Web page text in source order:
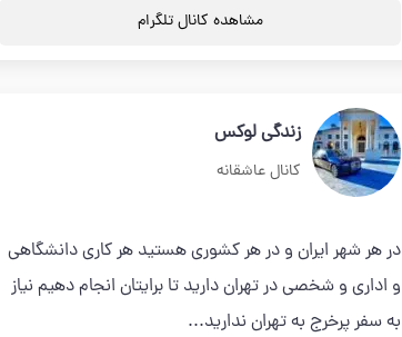
مشاهده کانال تلگرام
زندگی لوکس
کانال عاشقانه
در هر شهر ایران و در هر کشوری هستید هر کاری دانشگاهی
و اداری و شخصی در تهران دارید تا برایتان انجام دهیم نیاز
به سفر پرخرج به تهران ندارید...